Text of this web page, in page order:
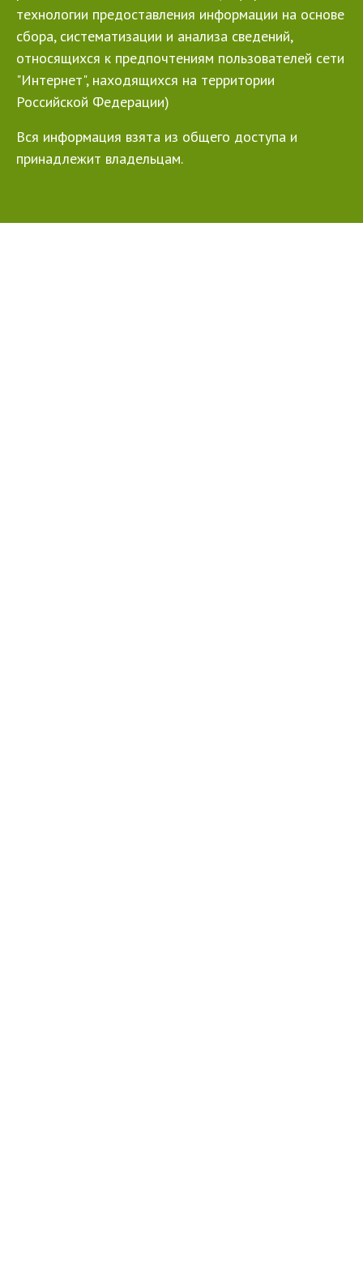
технологии предоставления информации на основе
сбора, систематизации и анализа сведений,
относящихся к предпочтениям пользователей сети
"Интернет", находящихся на территории
Российской Федерации)
Вся информация взята из общего доступа и
принадлежит владельцам.